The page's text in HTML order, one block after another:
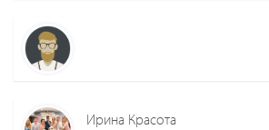
Ирина Красота